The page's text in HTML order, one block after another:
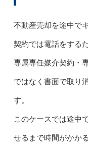
不動産売却を途中で
契約では電話をする
専属専任媒介契約・
ではなく書面で取り
す。
このケースでは途中
せるまで時間がかか